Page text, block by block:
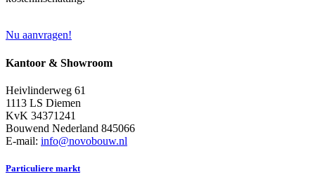
Nu aanvragen!
Kantoor & Showroom
Heivlinderweg 61
1113 LS Diemen
KvK 34371241
Bouwend Nederland 845066
E-mail: info@novobouw.nl
Particuliere markt